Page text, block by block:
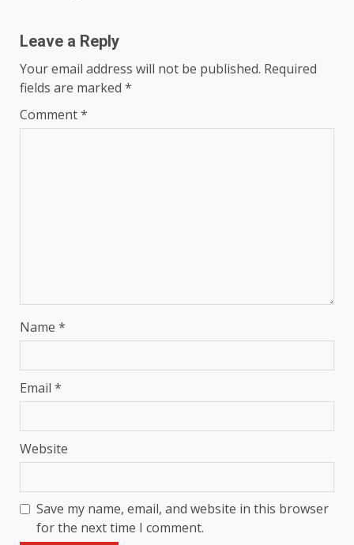
Leave a Reply
Your email address will not be published. Required
fields are marked *
Comment*
Name *
Email *
Website
Save my name, email, and website in this browser
for the next time I comment.